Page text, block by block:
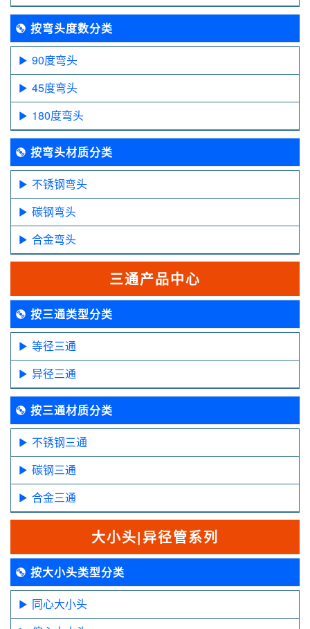
按弯头度数分类
90度弯头
45度弯头
180度弯头
按弯头材质分类
不锈钢弯头
碳钢弯头
合金弯头
三通产品中心
按三通类型分类
等径三通
异径三通
按三通材质分类
不锈钢三通
碳钢三通
合金三通
大小头|异径管系列
按大小头类型分类
同心大小头